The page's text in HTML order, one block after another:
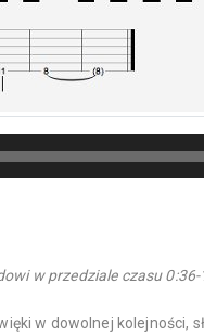
w przedziale czasu 0:36-
w dowolnej kolejności,